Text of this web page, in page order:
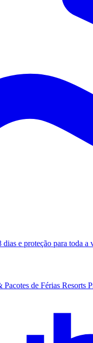
dias e proteção para toda a
de Férias Resorts